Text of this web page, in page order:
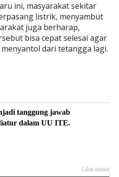
ini, masyarakat sekitar
listrik, menyambut
juga berharap,
bisa cepat selesai agar
dari tetangga lagi.
tanggung jawab
dalam UU ITE.
Lihat semua